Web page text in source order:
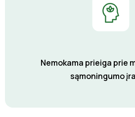
Nemokama prieiga prie
sąmoningumo